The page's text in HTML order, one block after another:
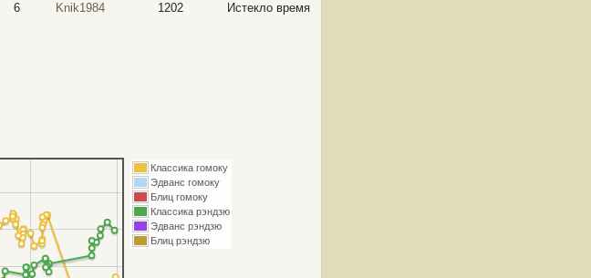
6 Knik1984 1202 Истекло время
Классика гомоку
Эдванс гомоку
Блиц гомоку
Классика рэндзю
Эдванс рэндзю
Блиц рэндзю